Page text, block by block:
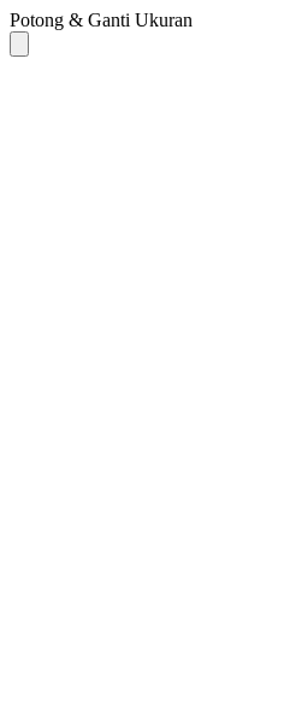
Potong & Ganti Ukuran